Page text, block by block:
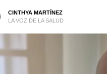
CINTHYA MARTÍNEZ
LA VOZ DE LA SALUD